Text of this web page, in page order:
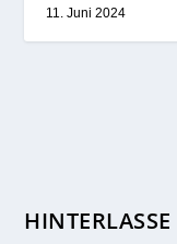
11. Juni 2024